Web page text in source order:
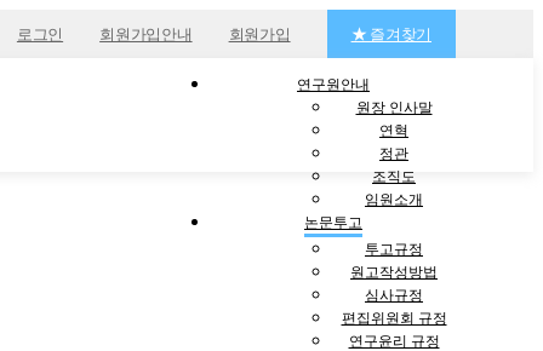
로그인 회원가입안내 회원가입 ★ 즐겨찾기
연구원안내
원장 인사말
연혁
정관
조직도
임원소개
논문투고
투고규정
원고작성방법
심사규정
편집위원회 규정
연구윤리 규정